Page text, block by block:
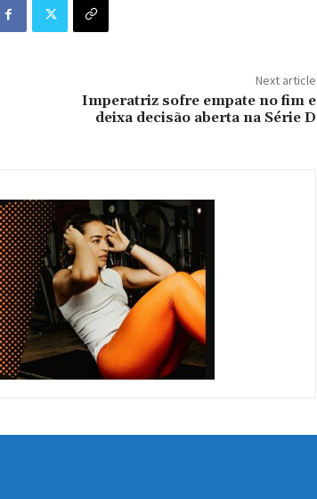
Next article
Imperatriz sofre empate no fim e
deixa decisão aberta na Série D